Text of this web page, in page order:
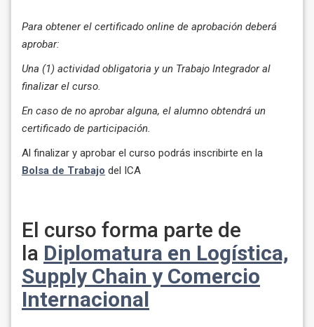
Para obtener el certificado online de aprobación deberá
aprobar:
Una (1) actividad obligatoria y un Trabajo Integrador al
finalizar el curso.
En caso de no aprobar alguna, el alumno obtendrá un
certificado de participación.
Al finalizar y aprobar el curso podrás inscribirte en la
Bolsa de Trabajo del ICA
El curso forma parte de
la Diplomatura en Logística,
Supply Chain y Comercio
Internacional